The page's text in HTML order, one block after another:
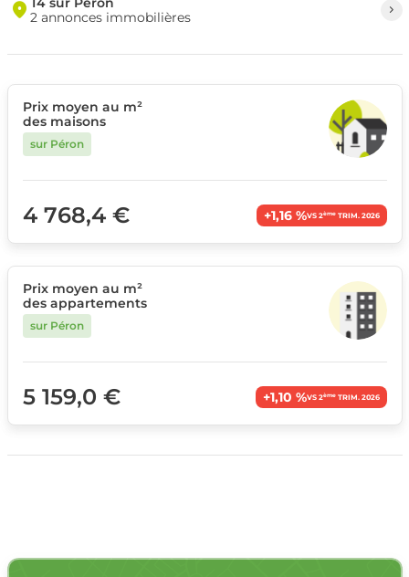
2 annonces immobilières
Prix moyen au m²
des maisons
sur Péron
4 768,4 € +1,16 %VS 2èmeTRIM. 2026
Prix moyen au m²
des appartements
sur Péron
5 159,0 € +1,10 %VS 2èmeTRIM. 2026